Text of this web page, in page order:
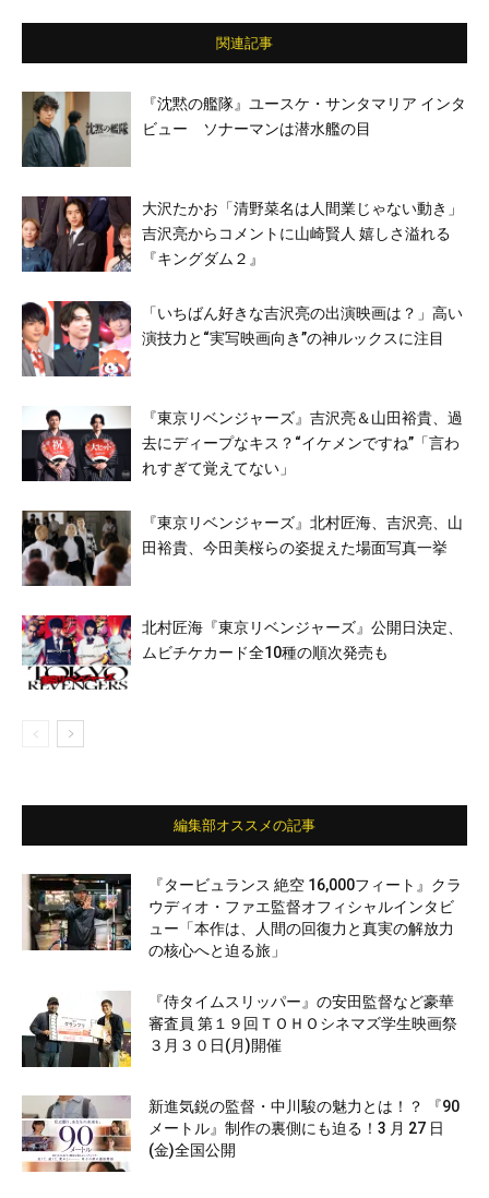
関連記事
『沈黙の艦隊』ユースケ・サンタマリア インタ
ビュー ソナーマンは潜水艦の目
大沢たかお「清野菜名は人間業じゃない動き」
吉沢亮からコメントに山崎賢人 嬉しさ溢れる
『キングダム２』
「いちばん好きな吉沢亮の出演映画は？」高い
演技力と“実写映画向き”の神ルックスに注目
『東京リベンジャーズ』吉沢亮＆山田裕貴、過
去にディープなキス？“イケメンですね”「言わ
れすぎて覚えてない」
『東京リベンジャーズ』北村匠海、吉沢亮、山
田裕貴、今田美桜らの姿捉えた場面写真一挙
北村匠海『東京リベンジャーズ』公開日決定、
ムビチケカード全10種の順次発売も
編集部オススメの記事
『タービュランス 絶空 16,000フィート』クラ
ウディオ・ファエ監督オフィシャルインタビ
ュー「本作は、人間の回復力と真実の解放力
の核心へと迫る旅」
『侍タイムスリッパー』の安田監督など豪華
審査員 第１９回ＴＯＨＯシネマズ学生映画祭
３月３０日(月)開催
新進気鋭の監督・中川駿の魅力とは！？ 『90
メートル』制作の裏側にも迫る！3 月 27 日
(金)全国公開